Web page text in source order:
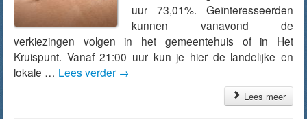
uur 73,01%. Geïnteresseerden
kunnen vanavond de
verkiezingen volgen in het gemeentehuis of in Het
Kruispunt. Vanaf 21:00 uur kun je hier de landelijke en
lokale … Lees verder →
Lees meer